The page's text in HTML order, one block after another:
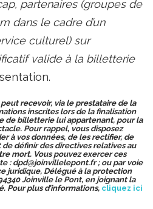
partenaires (groupes de
dans le cadre d’un
culturel) sur
valide à la billetterie
recevoir, via le prestataire de la
inscrites lors de la finalisation
de billetterie lui appartenant, pour la
Pour rappel, vous disposez
à vos données, de les rectifier, de
définir des directives relatives au
mort. Vous pouvez exercer ces
: dpd@joinvillelepont.fr; ou par voie
juridique, Délégué à la protection
Joinville le Pont, en joignant la
Pour plus d’informations, cliquez ici